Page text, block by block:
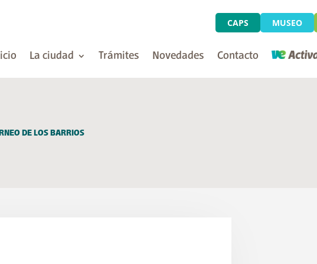
CAPS MUSEO
La ciudad Trámites Novedades Contacto
DE LOS BARRIOS